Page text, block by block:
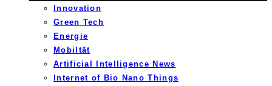
Innovation
Green Tech
Energie
Mobiltät
Artificial Intelligence News
Internet of Bio Nano Things